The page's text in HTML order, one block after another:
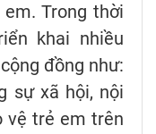
Trong thời
khai nhiều
đồng như:
sự xã hội, nội
vệ trẻ em trên